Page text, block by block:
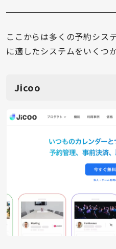
ここからは多くの予約シス
に適したシステムをいくつ
Jicoo